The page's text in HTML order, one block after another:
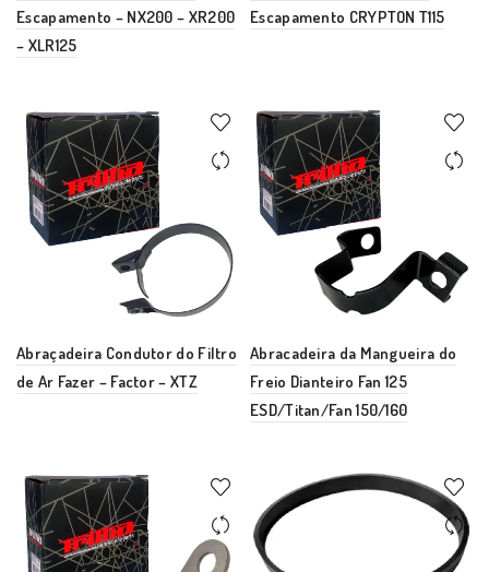
Escapamento – NX200 – XR200
– XLR125
Escapamento CRYPTON T115
Abraçadeira Condutor do Filtro
de Ar Fazer – Factor – XTZ
Abracadeira da Mangueira do
Freio Dianteiro Fan 125
ESD/Titan/Fan 150/160